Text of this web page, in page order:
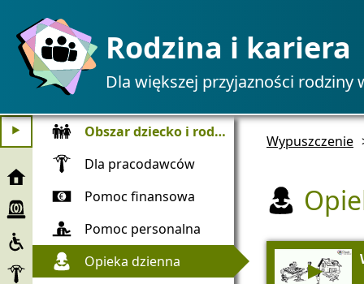
Rodzina i kariera
Dla większej przyjazności rodziny
⯈
Wypuszczenie
Pomoc
w
nagłych
wypadkach
Włączenie
Pracodawca
Obszar dziecko i rodzina
Dla pracodawców
Pomoc finansowa
Pomoc personalna
Opieka dzienna
Wypuszczenie
▶